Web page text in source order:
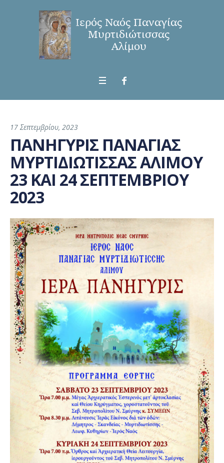
17 Σεπτεμβρίου, 2023
ΠΑΝΗΓΥΡΙΣ ΠΑΝΑΓΙΑΣ
ΜΥΡΤΙΔΙΩΤΙΣΣΑΣ ΑΛΙΜΟΥ
23 ΚΑΙ 24 ΣΕΠΤΕΜΒΡΙΟΥ
2023